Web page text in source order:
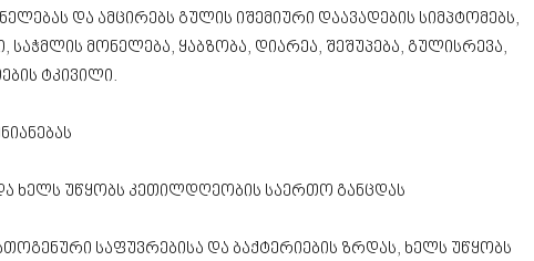
და ამცირებს გულის იშემიური დაავადების სიმპტომებს,
მონელება, ყაბზობა, დიარეა, შეშუპება, გულისრევა,
ტკივილი.
ხელს უწყობს კეთილდღეობის საერთო განცდას
საფუვრებისა და ბაქტერიების ზრდას, ხელს უწყობს